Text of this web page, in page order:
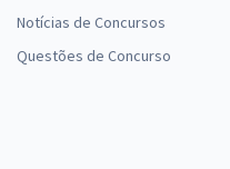
Notícias de Concursos
Questões de Concurso